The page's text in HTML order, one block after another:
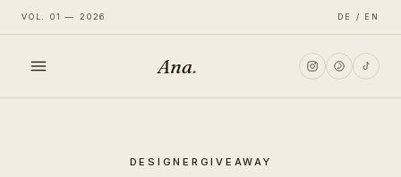
VOL. 01 — 2026 DE / EN
Ana.
DESIGNER GIVEAWAY